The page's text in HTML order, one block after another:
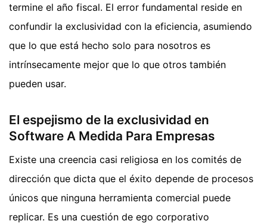
termine el año fiscal. El error fundamental reside en
confundir la exclusividad con la eficiencia, asumiendo
que lo que está hecho solo para nosotros es
intrínsecamente mejor que lo que otros también
pueden usar.
El espejismo de la exclusividad en
Software A Medida Para Empresas
Existe una creencia casi religiosa en los comités de
dirección que dicta que el éxito depende de procesos
únicos que ninguna herramienta comercial puede
replicar. Es una cuestión de ego corporativo